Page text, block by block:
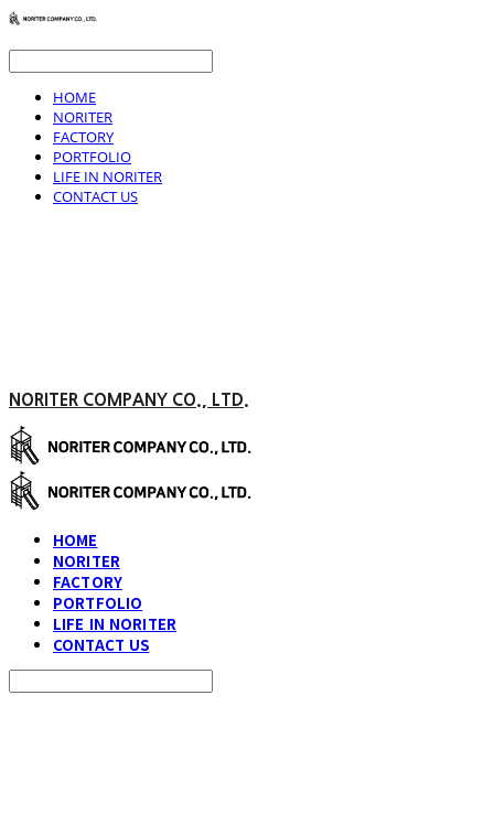
HOME
NORITER
FACTORY
PORTFOLIO
LIFE IN NORITER
CONTACT US
NORITER COMPANY CO., LTD.
HOME
NORITER
FACTORY
PORTFOLIO
LIFE IN NORITER
CONTACT US